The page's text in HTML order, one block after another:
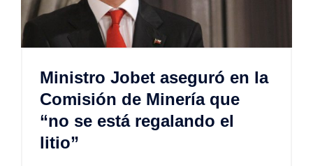
Ministro Jobet aseguró en la
Comisión de Minería que
“no se está regalando el
litio”